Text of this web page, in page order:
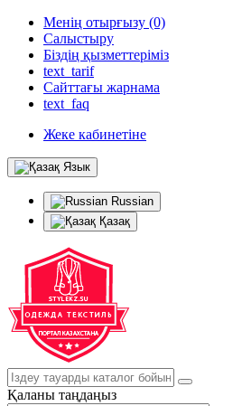
Менің отырғызу (0)
Салыстыру
Біздің қызметтеріміз
text_tarif
Сайттағы жарнама
text_faq
Жеке кабинетіне
Язык
Russian
Қазақ
Қаланы таңдаңыз